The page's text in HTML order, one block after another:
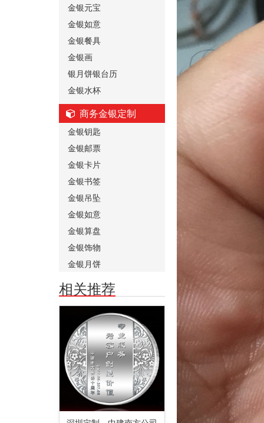
金银元宝
金银如意
金银餐具
金银画
银月饼银台历
金银水杯
商务金银定制
金银钥匙
金银邮票
金银卡片
金银书签
金银吊坠
金银如意
金银算盘
金银饰物
金银月饼
相关推荐